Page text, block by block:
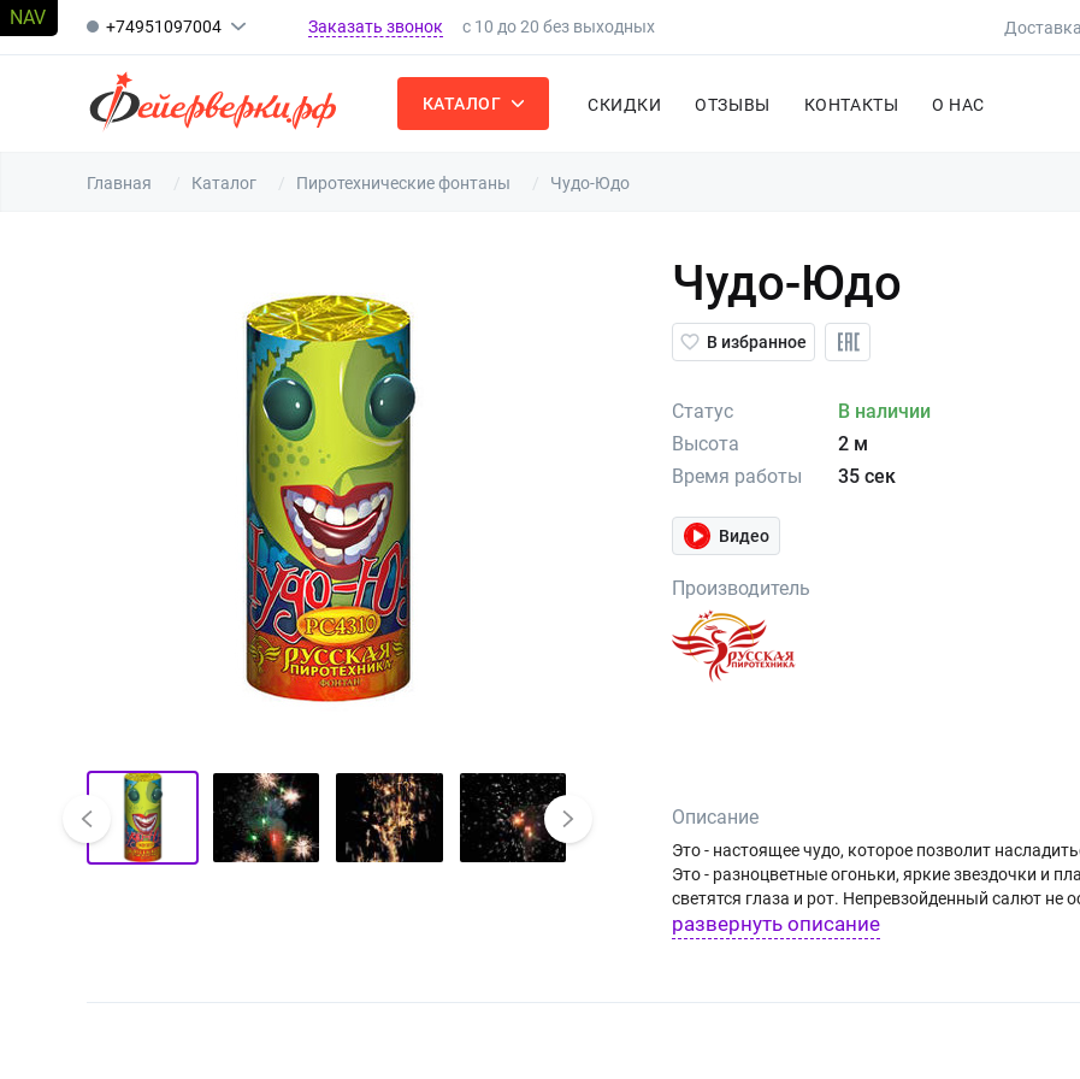
+74951097004 Заказать звонок с 10 до 20 без выходных
КАТАЛОГ СКИДКИ ОТЗЫВЫ КОНТАКТЫ О НАС
Главная Каталог Пиротехнические фонтаны Чудо-Юдо
Чудо-Юдо
В избранное
Статус
В наличии
Высота
2 м
Время работы
35 сек
Видео
Производитель
Описание
Это - настоящее чудо, которое позволит
Это - разноцветные огоньки, яркие звездочки и
светятся глаза и рот. Непревзойденный салют не
развернуть описание